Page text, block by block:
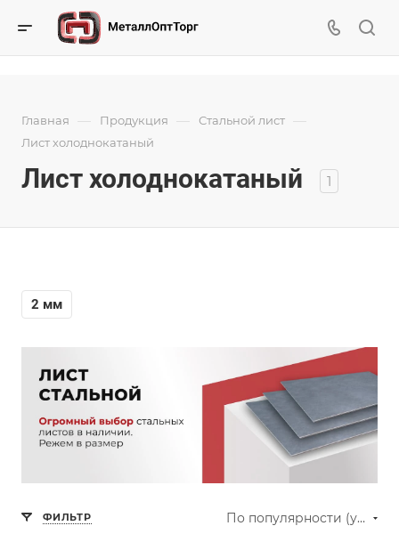
Главная — Продукция — Стальной лист —
Лист холоднокатаный
Лист холоднокатаный 1
2 мм
ФИЛЬТР По популярности (убывание)